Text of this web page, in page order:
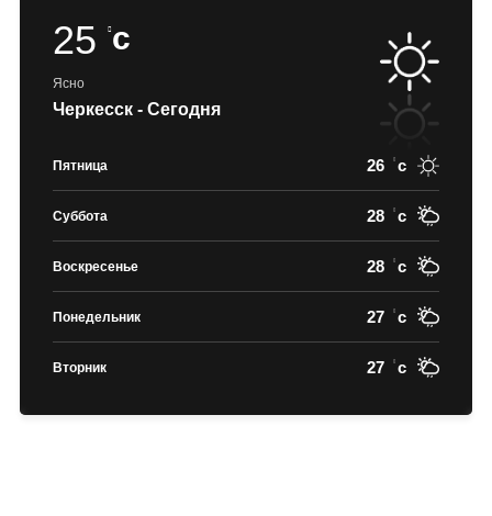
25 c
Ясно
Черкесск - Сегодня
Пятница 26 c
Суббота 28 c
Воскресенье 28 c
Понедельник 27 c
Вторник 27 c